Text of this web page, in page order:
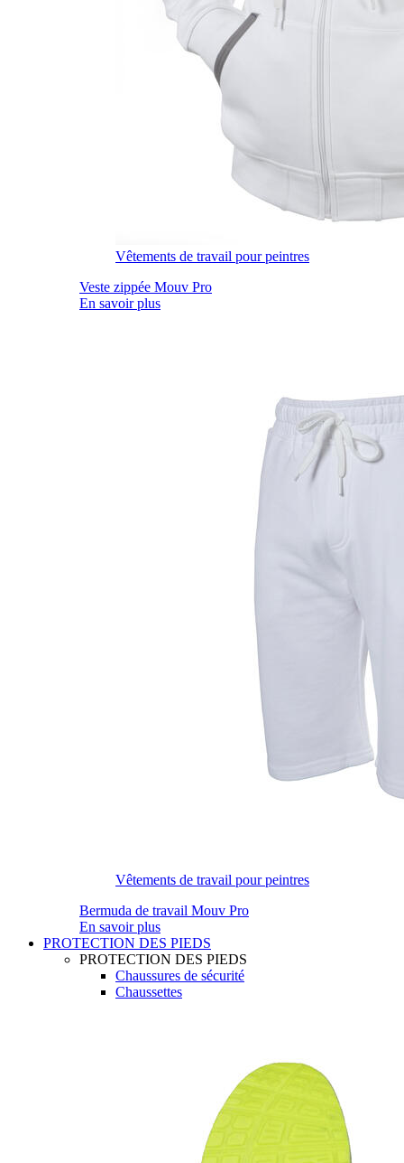
Vêtements de travail pour peintres
Veste zippée Mouv Pro
En savoir plus
Vêtements de travail pour peintres
Bermuda de travail Mouv Pro
En savoir plus
PROTECTION DES PIEDS
PROTECTION DES PIEDS
Chaussures de sécurité
Chaussettes